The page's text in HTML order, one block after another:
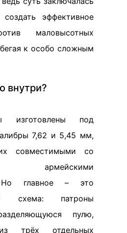
эффективное
маловысотных
к особо сложным
внутри?
изготовлены под
7,62 и 5,45 мм,
совместимыми со
армейскими
Но главное – это
схема: патроны
пулю,
трёх отдельных